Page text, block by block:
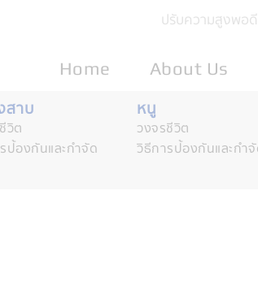
ปรับความสูงพอ
Home About Us
สาบ
วิต
ป้องกันและกำจัด
หนู
วงจรชีวิต
วิธีการป้องกันและกำ